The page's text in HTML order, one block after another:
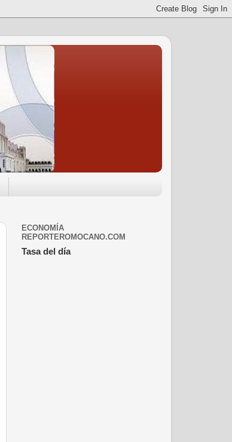
ECONOMÍA
REPORTEROMOCANO.COM
Tasa del día